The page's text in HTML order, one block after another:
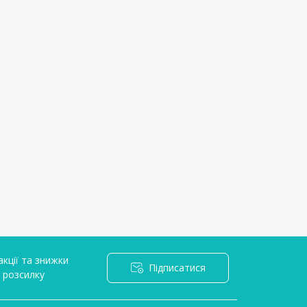
та знижки
Підписатися